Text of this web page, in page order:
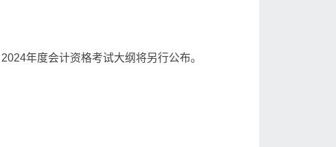
年度会计资格考试大纲将另行公布。